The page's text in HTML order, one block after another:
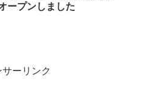
ープンしました
サーリンク